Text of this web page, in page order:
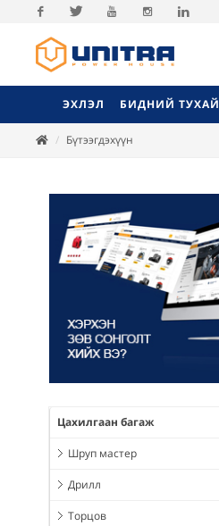
Facebook
ЭХЛЭЛ БИДНИЙ ТУХАЙ
Бүтээгдэхүүн
Цахилгаан багаж
Шруп мастер
Дрилл
Торцов